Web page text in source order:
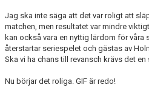
Jag ska inte säga att det var roligt att
matchen, men resultatet var mindre
kan också vara en nyttig lärdom för våra
återstartar seriespelet och gästas av
Ska vi ha chans till revansch krävs det
Nu börjar det roliga. GIF är redo!